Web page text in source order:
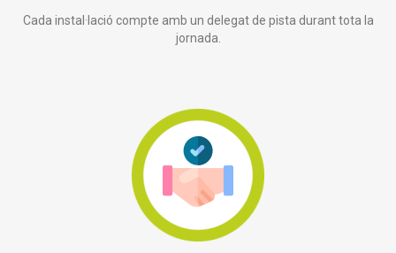
Cada instal·lació compte amb un delegat de pista durant tota la
jornada.